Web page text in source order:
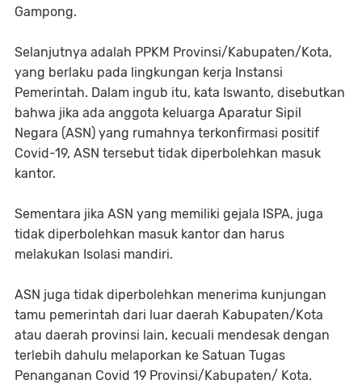
Gampong.
Selanjutnya adalah PPKM Provinsi/Kabupaten/Kota,
yang berlaku pada lingkungan kerja Instansi
Pemerintah. Dalam ingub itu, kata Iswanto, disebutkan
bahwa jika ada anggota keluarga Aparatur Sipil
Negara (ASN) yang rumahnya terkonfirmasi positif
Covid-19, ASN tersebut tidak diperbolehkan masuk
kantor.
Sementara jika ASN yang memiliki gejala ISPA, juga
tidak diperbolehkan masuk kantor dan harus
melakukan Isolasi mandiri.
ASN juga tidak diperbolehkan menerima kunjungan
tamu pemerintah dari luar daerah Kabupaten/Kota
atau daerah provinsi lain, kecuali mendesak dengan
terlebih dahulu melaporkan ke Satuan Tugas
Penanganan Covid 19 Provinsi/Kabupaten/ Kota.